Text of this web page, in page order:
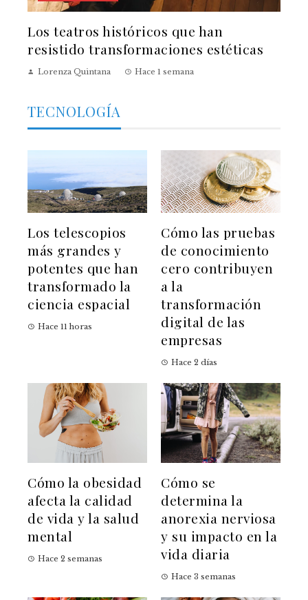
Los teatros históricos que han
resistido transformaciones estéticas
Lorenza Quintana Hace 1 semana
TECNOLOGÍA
Los telescopios
más grandes y
potentes que han
transformado la
ciencia espacial
Hace 11 horas
Cómo las pruebas
de conocimiento
cero contribuyen
a la
transformación
digital de las
empresas
Hace 2 días
Cómo la obesidad
afecta la calidad
de vida y la salud
mental
Hace 2 semanas
Cómo se
determina la
anorexia nerviosa
y su impacto en la
vida diaria
Hace 3 semanas